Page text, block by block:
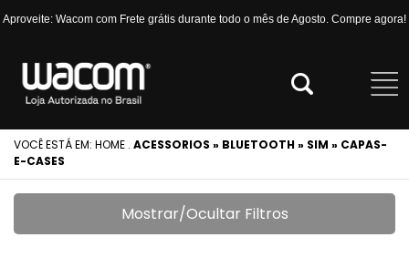
Aproveite: Wacom com Frete grátis durante todo o mês de Agosto. Compre agora!
VOCÊ ESTÁ EM: HOME . ACESSORIOS » BLUETOOTH » SIM » CAPAS-
E-CASES
Mostrar/Ocultar Filtros